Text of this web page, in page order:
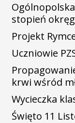
stopień
Projekt
Uczniowie
krwi wśród
Wycieczka
Święto 11